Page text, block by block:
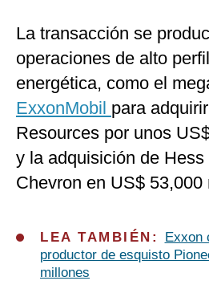
La transacción se
operaciones de alto
energética, como el
ExxonMobil para
Resources por unos
y la adquisición de
Chevron en US$ 53,000
LEA TAMBIÉN:
Exxon
productor de esquisto
millones